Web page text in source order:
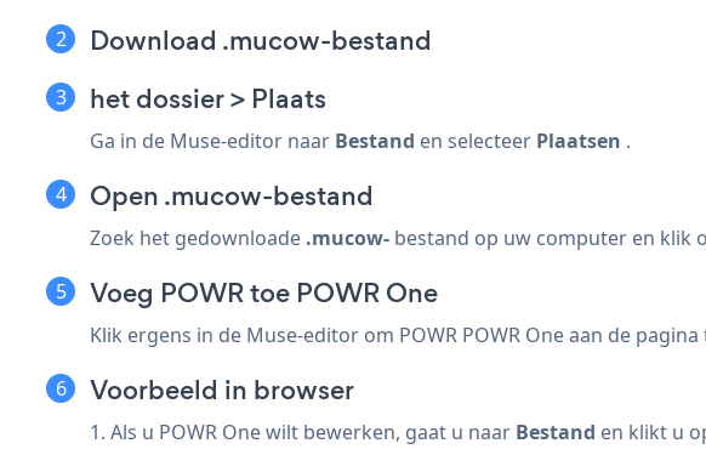
Download .mucow-bestand
het dossier > Plaats
Ga in de Muse-editor naar Bestand en selecteer Plaatsen .
Open .mucow-bestand
Zoek het gedownloade .mucow- bestand op uw computer en klik
Voeg POWR toe POWR One
Klik ergens in de Muse-editor om POWR POWR One aan de
Voorbeeld in browser
1. Als u POWR One wilt bewerken, gaat u naar Bestand en klikt u